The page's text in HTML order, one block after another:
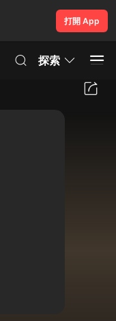
打開 App
探索